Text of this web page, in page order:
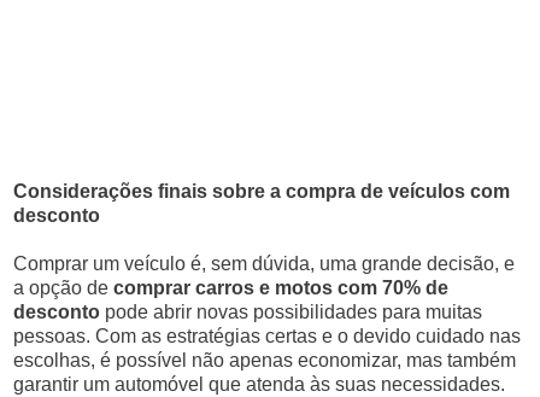
Considerações finais sobre a compra de veículos com
desconto
Comprar um veículo é, sem dúvida, uma grande decisão, e
a opção decomprar carros e motos com 70% de
desconto pode abrir novas possibilidades para muitas
pessoas. Com as estratégias certas e o devido cuidado nas
escolhas, é possível não apenas economizar, mas também
garantir um automóvel que atenda às suas necessidades.